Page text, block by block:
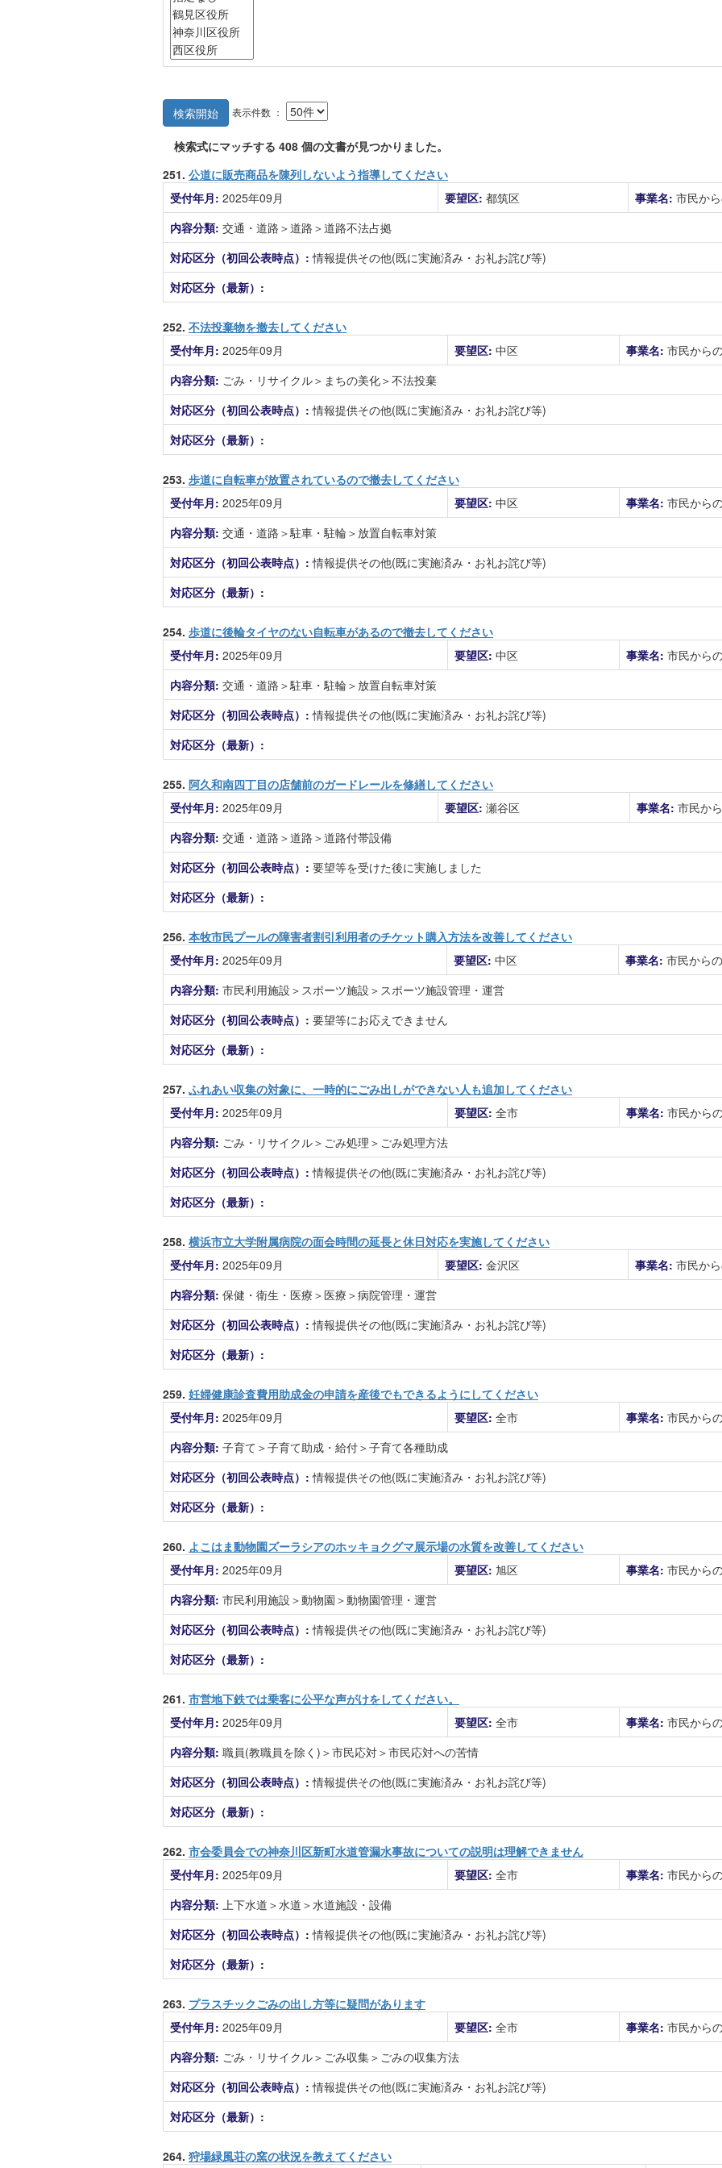
検索開始 表示件数 ：
検索式にマッチする 408 個の文書が見つかりました。
251. 公道に販売商品を陳列しないよう指導してください
受付年月: 2025年09月 要望区: 都筑区 事業名: 市民か
内容分類: 交通・道路＞道路＞道路不法占拠
対応区分（初回公表時点）:情報提供その他(既に実施済み・お礼お詫び等)
対応区分（最新）:
252. 不法投棄物を撤去してください
受付年月: 2025年09月 要望区: 中区 事業名: 市民から
内容分類: ごみ・リサイクル＞まちの美化＞不法投棄
対応区分（初回公表時点）:情報提供その他(既に実施済み・お礼お詫び等)
対応区分（最新）:
253. 歩道に自転車が放置されているので撤去してください
受付年月: 2025年09月 要望区: 中区 事業名: 市民から
内容分類: 交通・道路＞駐車・駐輪＞放置自転車対策
対応区分（初回公表時点）:情報提供その他(既に実施済み・お礼お詫び等)
対応区分（最新）:
254. 歩道に後輪タイヤのない自転車があるので撤去してください
受付年月: 2025年09月 要望区: 中区 事業名: 市民から
内容分類: 交通・道路＞駐車・駐輪＞放置自転車対策
対応区分（初回公表時点）:情報提供その他(既に実施済み・お礼お詫び等)
対応区分（最新）:
255. 阿久和南四丁目の店舗前のガードレールを修繕してください
受付年月: 2025年09月 要望区: 瀬谷区 事業名: 市民か
内容分類: 交通・道路＞道路＞道路付帯設備
対応区分（初回公表時点）: 要望等を受けた後に実施しました
対応区分（最新）:
256. 本牧市民プールの障害者割引利用者のチケット購入方法を改善してください
受付年月: 2025年09月 要望区: 中区 事業名: 市民から
内容分類: 市民利用施設＞スポーツ施設＞スポーツ施設管理・運営
対応区分（初回公表時点）: 要望等にお応えできません
対応区分（最新）:
257. ふれあい収集の対象に、一時的にごみ出しができない人も追加してください
受付年月: 2025年09月 要望区: 全市 事業名: 市民から
内容分類: ごみ・リサイクル＞ごみ処理＞ごみ処理方法
対応区分（初回公表時点）:情報提供その他(既に実施済み・お礼お詫び等)
対応区分（最新）:
258. 横浜市立大学附属病院の面会時間の延長と休日対応を実施してください
受付年月: 2025年09月 要望区: 金沢区 事業名: 市民か
内容分類: 保健・衛生・医療＞医療＞病院管理・運営
対応区分（初回公表時点）:情報提供その他(既に実施済み・お礼お詫び等)
対応区分（最新）:
259. 妊婦健康診査費用助成金の申請を産後でもできるようにしてください
受付年月: 2025年09月 要望区: 全市 事業名: 市民から
内容分類: 子育て＞子育て助成・給付＞子育て各種助成
対応区分（初回公表時点）:情報提供その他(既に実施済み・お礼お詫び等)
対応区分（最新）:
260. よこはま動物園ズーラシアのホッキョクグマ展示場の水質を改善してください
受付年月: 2025年09月 要望区: 旭区 事業名: 市民から
内容分類: 市民利用施設＞動物園＞動物園管理・運営
対応区分（初回公表時点）:情報提供その他(既に実施済み・お礼お詫び等)
対応区分（最新）:
261. 市営地下鉄では乗客に公平な声がけをしてください。
受付年月: 2025年09月 要望区: 全市 事業名: 市民から
内容分類: 職員(教職員を除く)＞市民応対＞市民応対への苦情
対応区分（初回公表時点）:情報提供その他(既に実施済み・お礼お詫び等)
対応区分（最新）:
262. 市会委員会での神奈川区新町水道管漏水事故についての説明は理解できません
受付年月: 2025年09月 要望区: 全市 事業名: 市民から
内容分類: 上下水道＞水道＞水道施設・設備
対応区分（初回公表時点）:情報提供その他(既に実施済み・お礼お詫び等)
対応区分（最新）:
263. プラスチックごみの出し方等に疑問があります
受付年月: 2025年09月 要望区: 全市 事業名: 市民から
内容分類: ごみ・リサイクル＞ごみ収集＞ごみの収集方法
対応区分（初回公表時点）:情報提供その他(既に実施済み・お礼お詫び等)
対応区分（最新）:
264. 狩場緑風荘の窯の状況を教えてください